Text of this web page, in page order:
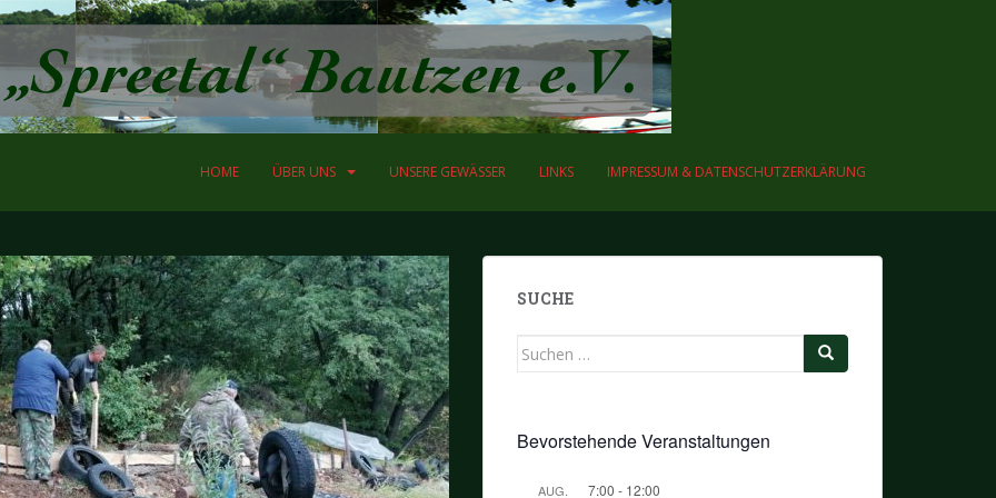
HOME ÜBER UNS UNSERE GEWÄSSER LINKS IMPRESSUM & DATENSCHUTZERKLÄRUNG
SUCHE
Suchen
Bevorstehende Veranstaltungen
AUG. 7:00 - 12:00